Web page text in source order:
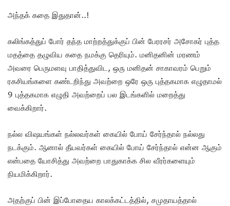
அந்தக் கதை இதுதான்..!
கலிங்கத்துப் போர் தந்த மாற்றத்துக்குப் பின் பேரரசர் அசோகர் புத்த
மதத்தை தழுவிய கதை நமக்கு தெரியும். மனிதனின் மரணம்
அவரை பெருமளவு பாதித்துவிட, ஒரு மனிதன் சாகாவரம் பெறும்
ரகசியங்களை கண்டறிந்து அவற்றை ஒரே ஒரு புத்தகமாக எழுதாமல்
9 புத்தகமாக எழுதி அவற்றைப் பல இடங்களில் மறைத்து
வைக்கிறார்.
நல்ல விஷயங்கள் நல்லவர்கள் கையில் போய் சேர்ந்தால் நல்லது
நடக்கும். ஆனால் தீயவர்கள் கையில் போய் சேர்ந்தால் என்ன ஆகும்
என்பதை யோசித்து அவற்றை பாதுகாக்க சில வீரர்களையும்
நியமிக்கிறார்.
அதற்குப் பின் இப்போதைய காலக்கட்டத்தில், சமுதாயத்தால்